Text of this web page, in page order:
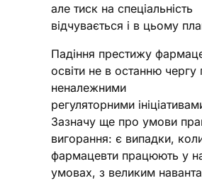
але тиск на спеціальність
відчувається і в цьому
Падіння престижу
освіти не в останню чергу
неналежними
регуляторними
Зазначу ще про умови
вигорання: є випадки,
фармацевти працюють у
умовах, з великим